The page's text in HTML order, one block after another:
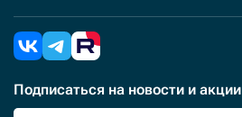
Подписаться на новости и акции